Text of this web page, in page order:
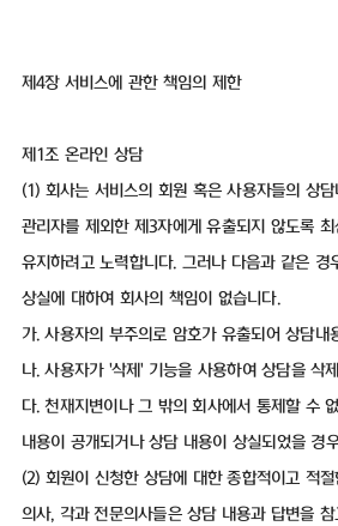
제4장 서비스에 관한 책임의 제한
제1조 온라인 상담
(1) 회사는 서비스의 회원 혹은 사용자들의 상
관리자를 제외한 제3자에게 유출되지 않도록
유지하려고 노력합니다. 그러나 다음과 같은 경
상실에 대하여 회사의 책임이 없습니다.
가. 사용자의 부주의로 암호가 유출되어 상담내
나. 사용자가 '삭제' 기능을 사용하여 상담을 삭
다. 천재지변이나 그 밖의 회사에서 통제할 수
내용이 공개되거나 상담 내용이 상실되었을 경
(2) 회원이 신청한 상담에 대한 종합적이고 적절
의사, 각과 전문의사들은 상담 내용과 답변을